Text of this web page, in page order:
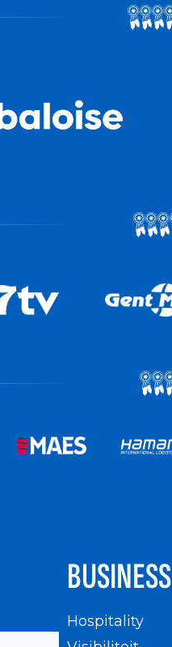
BUSINESS
Hospitality